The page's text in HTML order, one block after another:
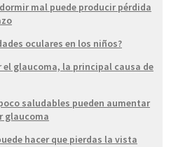
mal puede producir pérdida
oculares en los niños?
el glaucoma, la principal causa de
saludables pueden aumentar
glaucoma
hacer que pierdas la vista